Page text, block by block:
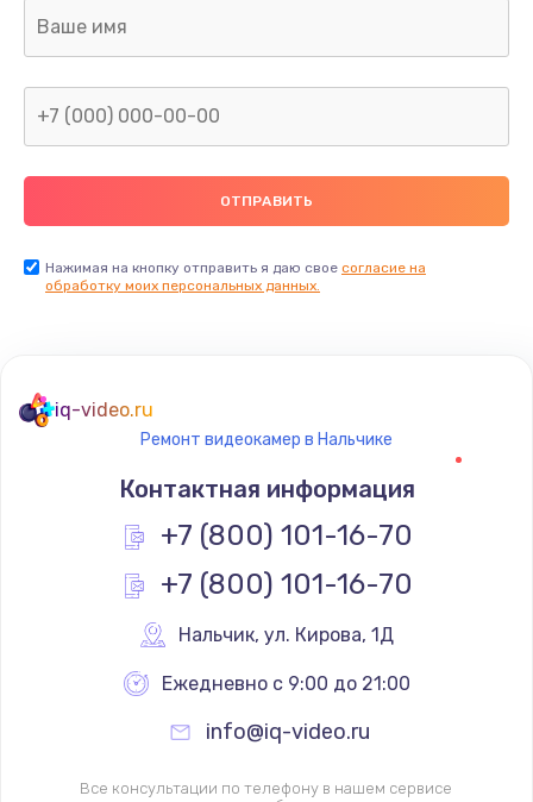
Нажимая на кнопку отправить я даю свое согласие на
обработку моих персональных данных.
iq-video.ru
Ремонт видеокамер в Нальчике
Контактная информация
+7 (800) 101-16-70
+7 (800) 101-16-70
Нальчик, ул. Кирова, 1Д
Ежедневно с 9:00 до 21:00
info@iq-video.ru
Все консультации по телефону в нашем сервисе